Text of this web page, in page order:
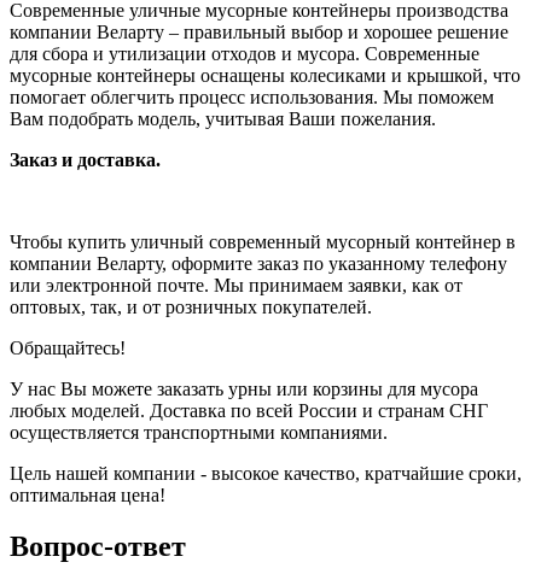
Современные уличные мусорные контейнеры производства
компании Веларту – правильный выбор и хорошее решение
для сбора и утилизации отходов и мусора. Современные
мусорные контейнеры оснащены колесиками и крышкой, что
помогает облегчить процесс использования. Мы поможем
Вам подобрать модель, учитывая Ваши пожелания.
Заказ и доставка.
Чтобы купить уличный современный мусорный контейнер в
компании Веларту, оформите заказ по указанному телефону
или электронной почте. Мы принимаем заявки, как от
оптовых, так, и от розничных покупателей.
Обращайтесь!
У нас Вы можете заказать урны или корзины для мусора
любых моделей. Доставка по всей России и странам СНГ
осуществляется транспортными компаниями.
Цель нашей компании - высокое качество, кратчайшие сроки,
оптимальная цена!
Вопрос-ответ